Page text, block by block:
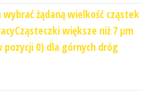
żądaną wielkość cząstek
większe niż 7 μm
0) dla górnych dróg